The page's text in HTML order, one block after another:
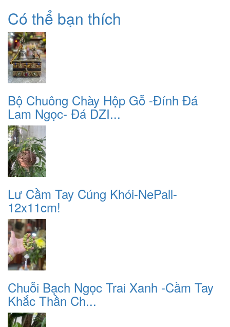
Có thể bạn thích
Bộ Chuông Chày Hộp Gỗ -Đính Đá
Lam Ngọc- Đá DZI...
Lư Cầm Tay Cúng Khói-NePall-
12x11cm!
Chuỗi Bạch Ngọc Trai Xanh -Cầm Tay
Khắc Thần Ch...